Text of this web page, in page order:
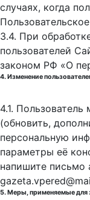
случаях, когда
3.4. При
пользователей
законом РФ «О
4. Изменение
4.1.
(обновить,
персональную
параметры её
напишите письмо
5. Меры, применяемые для